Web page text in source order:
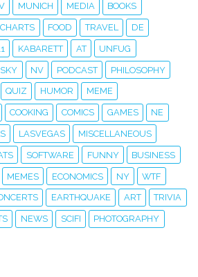
MUNICH MEDIA BOOKS
FOOD TRAVEL DE
KABARETT AT UNFUG
NV PODCAST PHILOSOPHY
QUIZ HUMOR MEME
COOKING COMICS GAMES NE
LASVEGAS MISCELLANEOUS
SOFTWARE FUNNY BUSINESS
MEMES ECONOMICS NY WTF
EARTHQUAKE ART TRIVIA
NEWS SCIFI PHOTOGRAPHY